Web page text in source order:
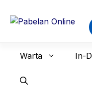
Warta In-